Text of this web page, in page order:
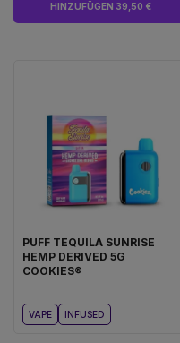
HINZUFÜGEN 39,50 €
PUFF TEQUILA SUNRISE
HEMP DERIVED 5G
COOKIES®
VAPE INFUSED